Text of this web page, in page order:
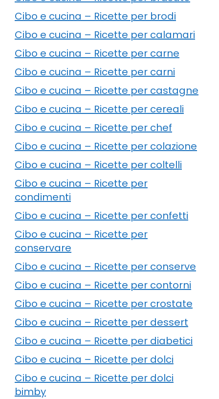
Cibo e cucina – Ricette per brodi
Cibo e cucina – Ricette per calamari
Cibo e cucina – Ricette per carne
Cibo e cucina – Ricette per carni
Cibo e cucina – Ricette per castagne
Cibo e cucina – Ricette per cereali
Cibo e cucina – Ricette per chef
Cibo e cucina – Ricette per colazione
Cibo e cucina – Ricette per coltelli
Cibo e cucina – Ricette per
condimenti
Cibo e cucina – Ricette per confetti
Cibo e cucina – Ricette per
conservare
Cibo e cucina – Ricette per conserve
Cibo e cucina – Ricette per contorni
Cibo e cucina – Ricette per crostate
Cibo e cucina – Ricette per dessert
Cibo e cucina – Ricette per diabetici
Cibo e cucina – Ricette per dolci
Cibo e cucina – Ricette per dolci
bimby